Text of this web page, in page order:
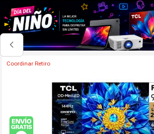
Envío hoy. Comprando antes de 13Hs.